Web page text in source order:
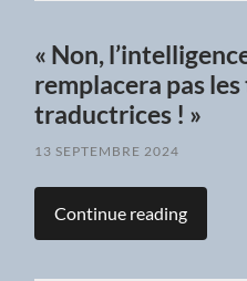
« Non,
remplacera pas
traductrices ! »
13 SEPTEMBRE 2024
Continue reading